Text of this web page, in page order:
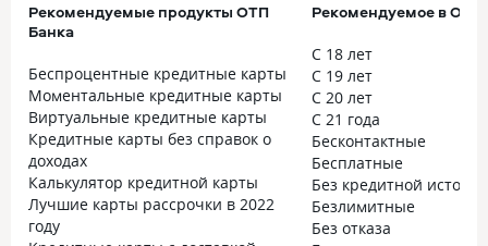
не было минуса, то есть первые 15к
просто халявные, а дальше уже
Побольше бы таких карт
это сумма
А платёж для
появиться чуть
виден.
с оператором
разобралась в
Рекомендуемые продукты ОТП
Банка
Беспроцентные кредитные карты
Моментальные кредитные карты
Виртуальные кредитные карты
Кредитные карты без справок о
доходах
Калькулятор кредитной карты
Лучшие карты рассрочки в 2022
году
Рекомендуемое в ОТП
С 18 лет
С 19 лет
С 20 лет
С 21 года
Бесконтактные
Бесплатные
Без кредитной
Безлимитные
Без отказа